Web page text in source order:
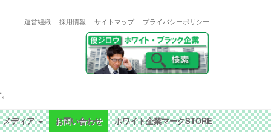
運営組織 採用情報 サイトマップ プライバシーポリシー
メディア お問い合わせ ホワイト企業マークSTORE